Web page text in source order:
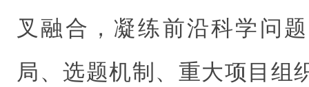
叉融合，凝练前沿科学问
局、选题机制、重大项目组